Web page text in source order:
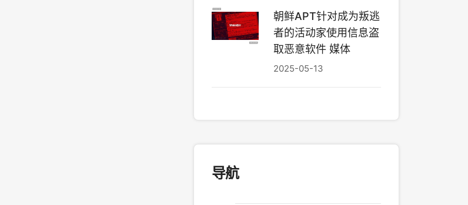
朝鲜APT针对成为叛逃
者的活动家使用信息盗
取恶意软件 媒体
2025-05-13
导航